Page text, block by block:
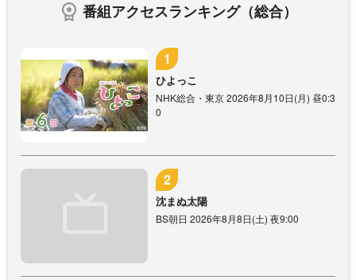
番組アクセスランキング（総合）
ひよっこ
NHK総合・東京 2026年8月10日(月) 昼0:3
0
沈まぬ太陽
BS朝日 2026年8月8日(土) 夜9:00